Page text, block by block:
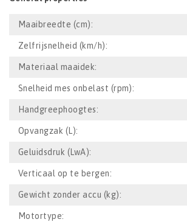
Maaibreedte (cm):
Zelfrijsnelheid (km/h):
Materiaal maaidek:
Snelheid mes onbelast (rpm):
Handgreephoogtes:
Opvangzak (L):
Geluidsdruk (LwA):
Verticaal op te bergen:
Gewicht zonder accu (kg):
Motortype: